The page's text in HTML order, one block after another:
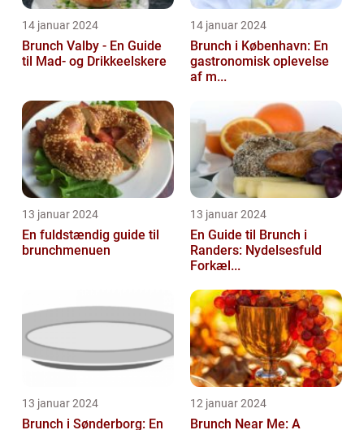
14 januar 2024
Brunch Valby - En Guide
til Mad- og Drikkeelskere
14 januar 2024
Brunch i København: En
gastronomisk oplevelse
af m...
13 januar 2024
En fuldstændig guide til
brunchmenuen
13 januar 2024
En Guide til Brunch i
Randers: Nydelsesfuld
Forkæl...
13 januar 2024
Brunch i Sønderborg: En
12 januar 2024
Brunch Near Me: A